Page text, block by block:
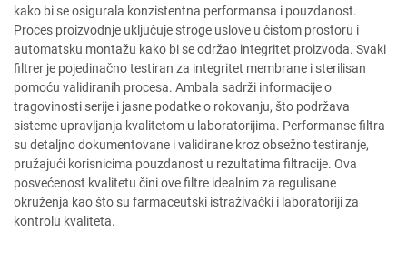
kako bi se osigurala konzistentna performansa i pouzdanost.
Proces proizvodnje uključuje stroge uslove u čistom prostoru i
automatsku montažu kako bi se održao integritet proizvoda. Svaki
filtrer je pojedinačno testiran za integritet membrane i sterilisan
pomoću validiranih procesa. Ambala sadrži informacije o
tragovinosti serije i jasne podatke o rokovanju, što podržava
sisteme upravljanja kvalitetom u laboratorijima. Performanse filtra
su detaljno dokumentovane i validirane kroz obsežno testiranje,
pružajući korisnicima pouzdanost u rezultatima filtracije. Ova
posvećenost kvalitetu čini ove filtre idealnim za regulisane
okruženja kao što su farmaceutski istraživački i laboratoriji za
kontrolu kvaliteta.